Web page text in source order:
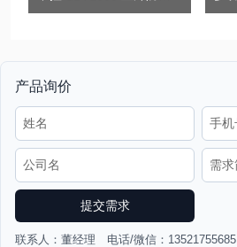
产品询价
提交需求
联系人：董经理 电话/微信：13521755685